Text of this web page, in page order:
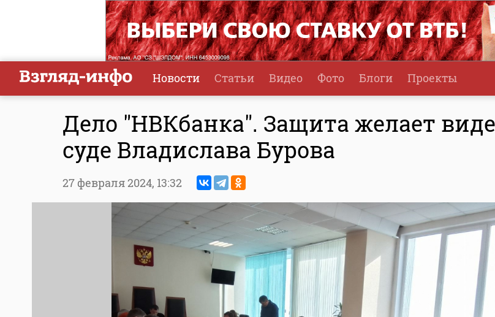
Новости Статьи Видео Фото Блоги Проекты
Дело "НВКбанка". Защита желает
суде Владислава Бурова
27 февраля 2024, 13:32